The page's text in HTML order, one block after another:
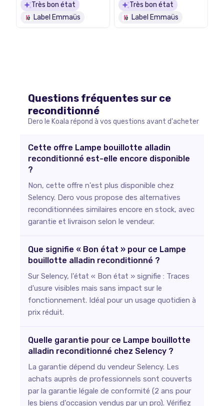
Très bon état
Label Emmaüs
Très bon état
Label Emmaüs
Questions fréquentes sur ce
reconditionné
Dero le Koala répond à vos questions avant d'acheter
Cette offre Lampe bouillotte alladin
reconditionné est-elle encore disponible
?
Non, cette offre n'est plus disponible chez
Selency. Dero vous propose des alternatives
reconditionnées similaires encore en stock, avec
garantie et livraison selon le vendeur.
Que signifie « Bon état » pour ce Lampe
bouillotte alladin reconditionné ?
Sur Selency, l'état « Bon état » signifie : Traces
d'usure visibles mais sans impact sur le
fonctionnement. Idéal pour un usage quotidien à
prix réduit.
Quelle garantie pour ce Lampe bouillotte
alladin reconditionné chez Selency ?
La garantie dépend du vendeur Selency. Les
achats auprès de professionnels sont couverts
par la garantie légale de conformité (2 ans pour
les biens d'occasion vendus par un pro). Vérifiez